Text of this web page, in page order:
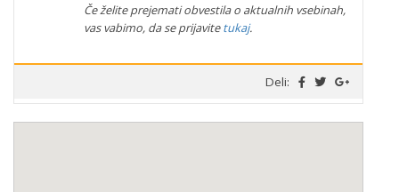
Če želite prejemati obvestila o aktualnih vsebinah,
vas vabimo, da se prijavitetukaj.
Deli: